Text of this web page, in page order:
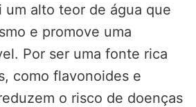
um alto teor de água que
e promove uma
Por ser uma fonte rica
como flavonoides e
o risco de doenças